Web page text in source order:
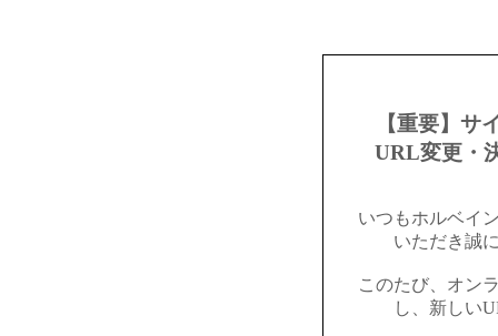
【重要】サ
URL変更・
いつもホルベイ
いただき誠
このたび、オン
し、新しい